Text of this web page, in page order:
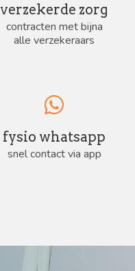
verzekerde zorg
contracten met bijna
alle verzekeraars
fysio whatsapp
snel contact via app